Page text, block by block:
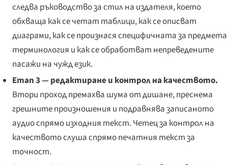
следва ръководство за стил на издателя, което
обхваща как се четат таблици, как се описват
диаграми, как се произнася специфичната за предмета
терминология и как се обработват непреведените
пасажи на чужд език.
Етап 3 — редактиране и контрол на качеството.
Втори проход премахва шума от дишане, преснема
грешните произношения и подравнява записаното
аудио спрямо изходния текст. Четец за контрол на
качеството слуша спрямо печатния текст за
точност.